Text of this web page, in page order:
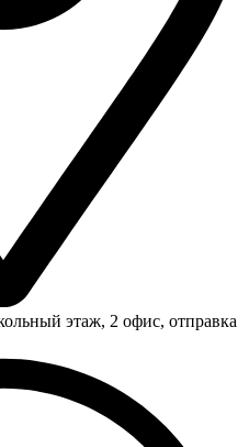
этаж, 2 офис, отправка